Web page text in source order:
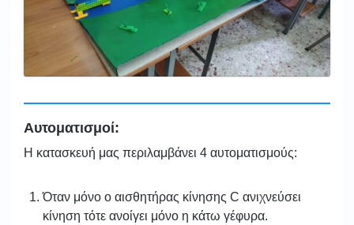
Αυτοματισμοί:
Η κατασκευή μας περιλαμβάνει 4 αυτοματισμούς:
Όταν μόνο ο αισθητήρας κίνησης C ανιχνεύσει
κίνηση τότε ανοίγει μόνο η κάτω γέφυρα.